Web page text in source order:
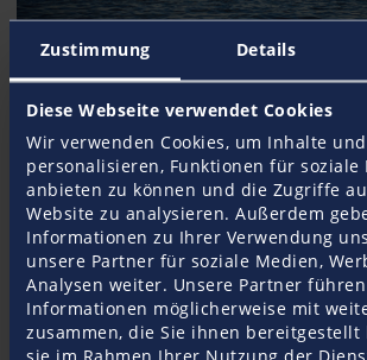
Zustimmung Details
Diese Webseite verwendet Cookies
Wir verwenden Cookies, um Inhalte
personalisieren, Funktionen für soziale
anbieten zu können und die Zugriffe
Website zu analysieren. Außerdem
Informationen zu Ihrer Verwendung
unsere Partner für soziale Medien,
Analysen weiter. Unsere Partner
Informationen möglicherweise mit
zusammen, die Sie ihnen bereitgestellt
UNTERWEGS
Törnplanung: Wie bringe ich ein Boot sicher
Jeder sechste Schadenfall bei Pantaenius ist eine
Törnplanung und Navigation.